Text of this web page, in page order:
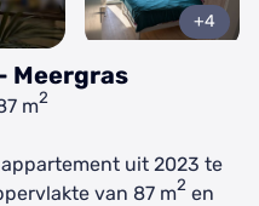
Meergras
m2
+4
uit 2023 te
van 87 m2 en